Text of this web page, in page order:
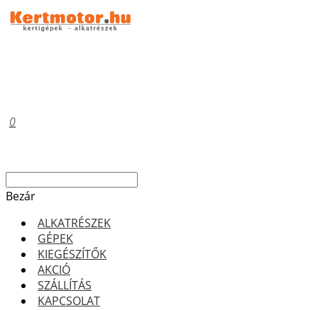
0
Bezár
ALKATRÉSZEK
GÉPEK
KIEGÉSZÍTŐK
AKCIÓ
SZÁLLÍTÁS
KAPCSOLAT